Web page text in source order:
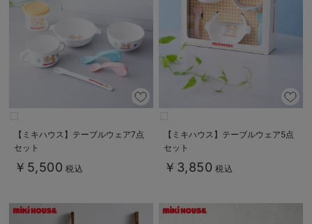
【ミキハウス】テーブルウェア7点
セット
￥5,500 税込
【ミキハウス】テーブルウェア5点
セット
￥3,850 税込